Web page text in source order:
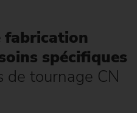
fabrication
spécifiques
de tournage CN